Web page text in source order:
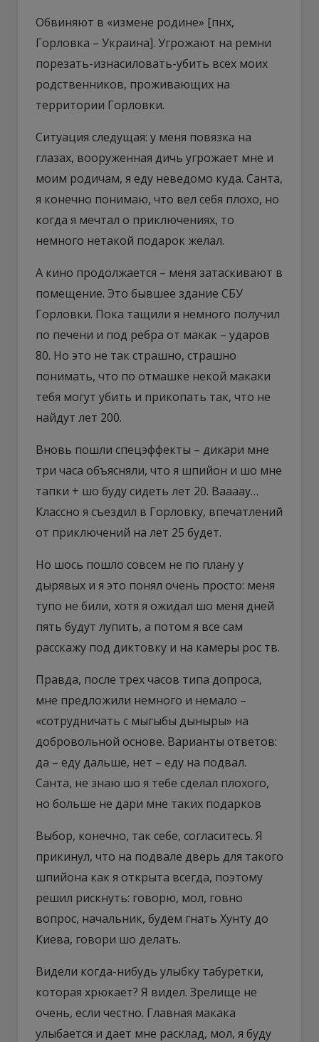
Обвиняют в «измене родине» [пнх,
Горловка – Украина]. Угрожают на ремни
порезать-изнасиловать-убить всех моих
родственников, проживающих на
территории Горловки.
Ситуация следущая: у меня повязка на
глазах, вооруженная дичь угрожает мне и
моим родичам, я еду неведомо куда. Санта,
я конечно понимаю, что вел себя плохо, но
когда я мечтал о приключениях, то
немного нетакой подарок желал.
А кино продолжается – меня затаскивают в
помещение. Это бывшее здание СБУ
Горловки. Пока тащили я немного получил
по печени и под ребра от макак – ударов
80. Но это не так страшно, страшно
понимать, что по отмашке некой макаки
тебя могут убить и прикопать так, что не
найдут лет 200.
Вновь пошли спецэффекты – дикари мне
три часа объясняли, что я шпийон и шо мне
тапки + шо буду сидеть лет 20. Ваааау…
Классно я съездил в Горловку, впечатлений
от приключений на лет 25 будет.
Но шось пошло совсем не по плану у
дырявых и я это понял очень просто: меня
тупо не били, хотя я ожидал шо меня дней
пять будут лупить, а потом я все сам
расскажу под диктовку и на камеры рос тв.
Правда, после трех часов типа допроса,
мне предложили немного и немало –
«сотрудничать с мыгыбы дыныры» на
добровольной основе. Варианты ответов:
да – еду дальше, нет – еду на подвал.
Санта, не знаю шо я тебе сделал плохого,
но больше не дари мне таких подарков
Выбор, конечно, так себе, согласитесь. Я
прикинул, что на подвале дверь для такого
шпийона как я открыта всегда, поэтому
решил рискнуть: говорю, мол, говно
вопрос, начальник, будем гнать Хунту до
Киева, говори шо делать.
Видели когда-нибудь улыбку табуретки,
которая хрюкает? Я видел. Зрелище не
очень, если честно. Главная макака
улыбается и дает мне расклад, мол, я буду